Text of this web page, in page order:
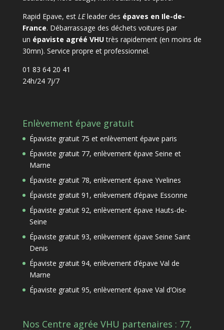
Rapid Epave, est LEleader des épaves en Ile-de-
France. Débarrassage des déchets voitures par
un épaviste agréé VHUtrès rapidement (en moins de
30mn). Service propre et professionnel.
01 83 64 20 41
24h/24 7j/7
Enlèvement épave gratuit
Épaviste gratuit 75 et enlèvement épave paris
Épaviste gratuit 77, enlèvement épave Seine et
Marne
Épaviste gratuit 78, enlèvement épave Yvelines
Épaviste gratuit 91, enlèvement d’épave Essonne
Épaviste gratuit 92, enlèvement épave Hauts-de-
Seine
Épaviste gratuit 93, enlèvement épave Seine Saint
Denis
Épaviste gratuit 94, enlèvement d’épave Val de
Marne
Épaviste gratuit 95, enlèvement épave Val d’Oise
Nos Centre agrée VHU partenaires : 77,